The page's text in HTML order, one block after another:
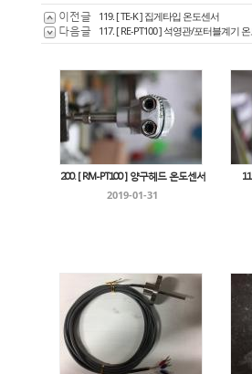
이전글 119. [ TE-K ] 집게타입 온도센서
다음글 117. [ RE-PT100 ] 석영관/포터블계기
200. [ RM-PT100 ] 양구헤드 온도센서
2019-01-31